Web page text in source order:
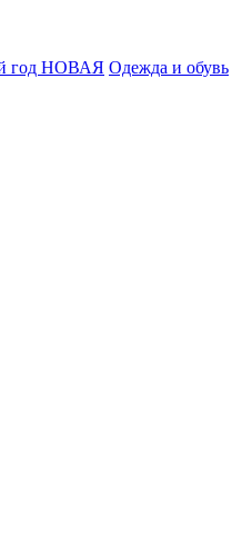
год НОВАЯ Одежда и обувь